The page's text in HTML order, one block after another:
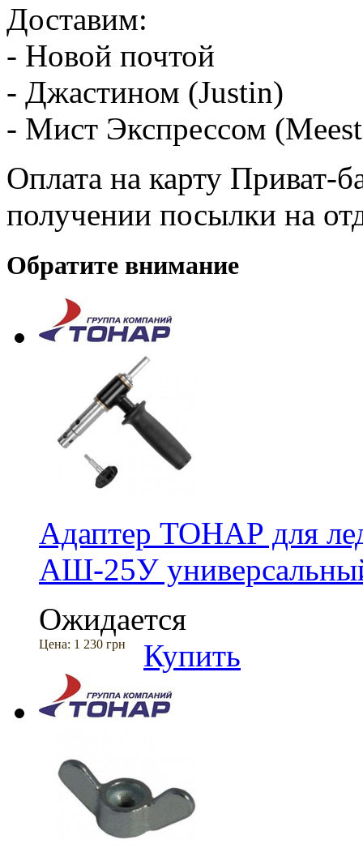
Доставим:
- Новой почтой
- Джастином (Justin)
- Мист Экспрессом
Оплата на карту Приват-
получении посылки на
Обратите внимание
Адаптер ТОНАР для
АШ-25У
Ожидается
Цена: 1 230 грн Купить